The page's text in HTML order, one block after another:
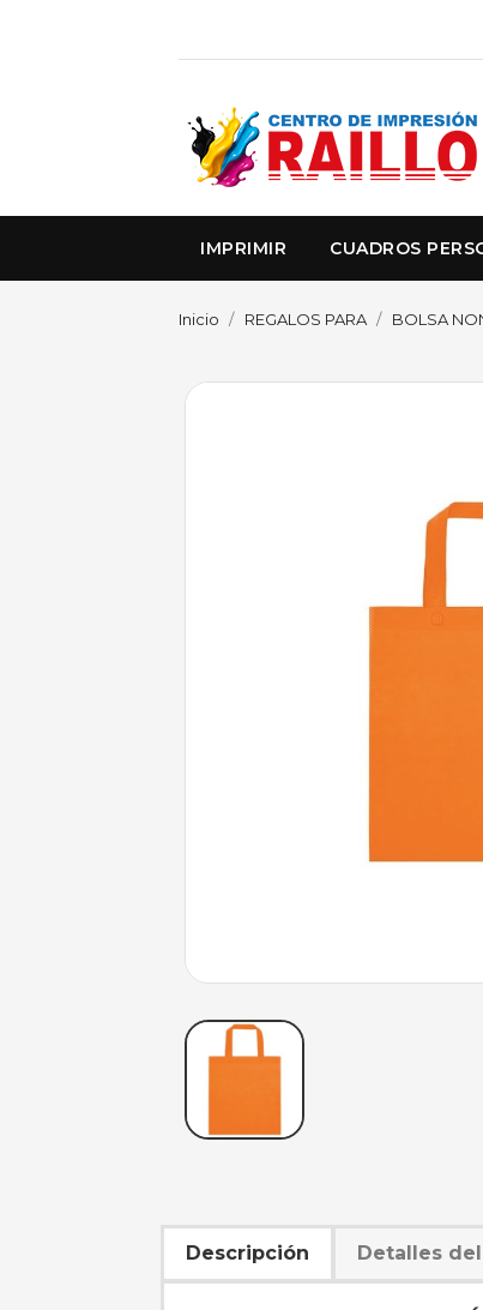
IMPRIMIR CUADROS
Inicio REGALOS PARA BOLSA
Descripción Detalles